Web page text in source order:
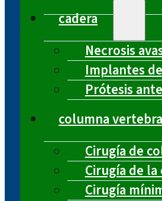
cadera
Necrosis
Implantes
Prótesis
columna
Cirugía de
Cirugía de
Cirugía